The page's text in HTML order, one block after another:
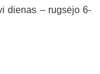
dienas – rugsėjo 6-